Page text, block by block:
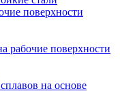
поверхности
рабочие поверхности
на основе